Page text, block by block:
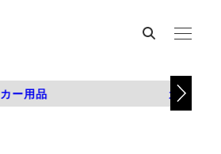
カー用品 カスタム